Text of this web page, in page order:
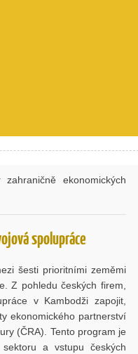
zahraničně ekonomických
spolupráce
šesti prioritními zeměmi
Z pohledu českých firem,
v Kambodži zapojit,
ekonomického partnerství
(ČRA). Tento program je
a vstupu českých